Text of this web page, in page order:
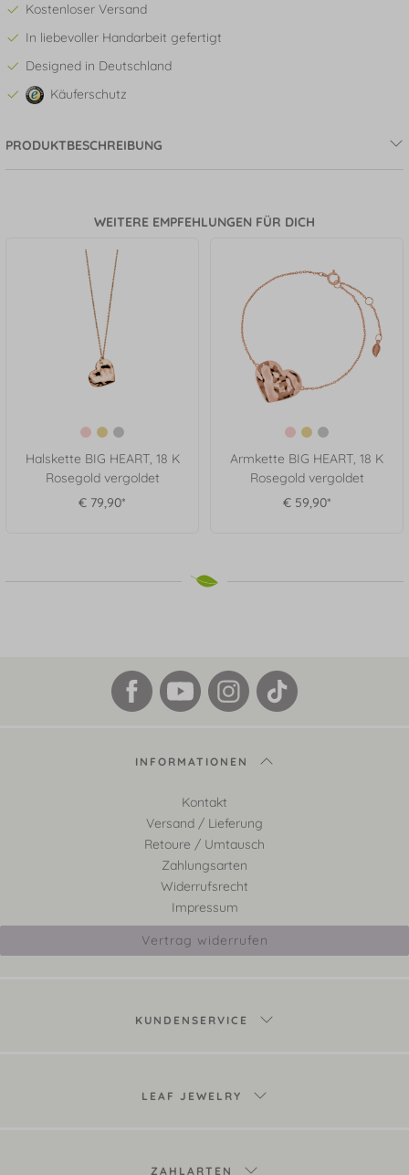
Kostenloser Versand
In liebevoller Handarbeit gefertigt
Designed in Deutschland
Käuferschutz
PRODUKTBESCHREIBUNG
WEITERE EMPFEHLUNGEN FÜR DICH
Halskette BIG HEART, 18 K
Rosegold vergoldet
€ 79,90*
Armkette BIG HEART, 18 K
Rosegold vergoldet
€ 59,90*
INFORMATIONEN
Kontakt
Versand / Lieferung
Retoure / Umtausch
Zahlungsarten
Widerrufsrecht
Impressum
Vertrag widerrufen
KUNDENSERVICE
LEAF JEWELRY
ZAHLARTEN